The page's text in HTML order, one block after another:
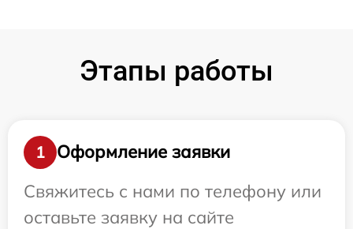
Этапы работы
1
Оформление заявки
Свяжитесь с нами по телефону или
оставьте заявку на сайте